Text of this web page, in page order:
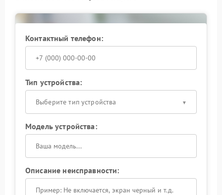
Контактный телефон:
Тип устройства:
Выберите тип устройства
Модель устройства:
Описание неисправности: